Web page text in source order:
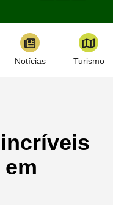
Notícias Turismo